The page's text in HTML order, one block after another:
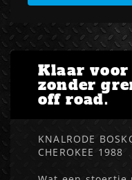
Klaar
zonder
off road.
KNALRODE
CHEROKEE 1988